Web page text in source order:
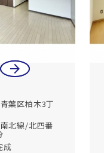
arrow_back
arrow_forward
西線/青葉通
分